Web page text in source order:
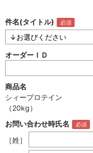
件名(タイトル)
オーダーＩＤ
商品名
シィープロテイン
（20kg）
お問い合わせ時氏名
［姓］